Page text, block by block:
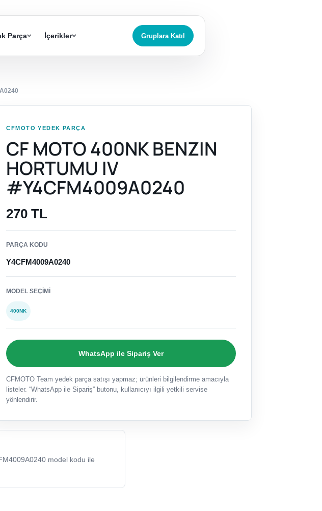
Parça İçerikler Gruplara Katıl
CFMOTO YEDEK PARÇA
CF MOTO 400NK BENZIN
HORTUMU IV
#Y4CFM4009A0240
270 TL
PARÇA KODU
Y4CFM4009A0240
MODEL SEÇIMI
400NK
WhatsApp ile Sipariş Ver
CFMOTO Team yedek parça satışı yapmaz; ürünleri bilgilendirme amacıyla
listeler. “WhatsApp ile Sipariş” butonu, kullanıcıyı ilgili yetkili servise
yönlendirir.
model kodu ile